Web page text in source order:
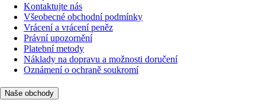
Kontaktujte nás
Všeobecné obchodní podmínky
Vrácení a vrácení peněz
Právní upozornění
Platební metody
Náklady na dopravu a možnosti doručení
Oznámení o ochraně soukromí
Naše obchody